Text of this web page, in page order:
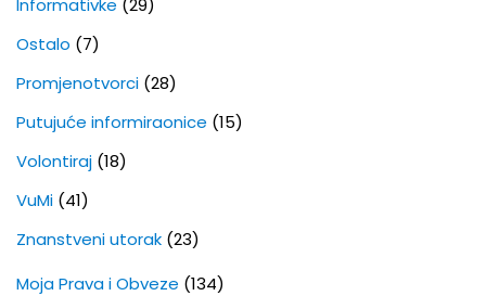
Informativke (29)
Ostalo (7)
Promjenotvorci (28)
Putujuće informiraonice (15)
Volontiraj (18)
VuMi (41)
Znanstveni utorak (23)
Moja Prava i Obveze (134)